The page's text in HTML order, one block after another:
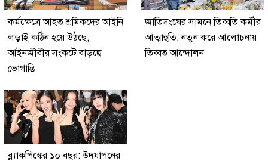
কর্মক্ষেত্রে আহত শ্রমিকদের আইনি
লড়াই কঠিন হয়ে উঠছে,
আইনজীবীর সংকটে বাড়ছে
ভোগান্তি
জাতিসংঘের সামনে তিব্বতি কর্মীর
আত্মাহুতি, নতুন করে আলোচনায়
তিব্বত আন্দোলন
ব্ল্যাকপিঙ্কের ১০ বছর: উদযাপনের